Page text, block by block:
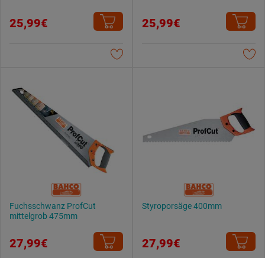
25,99€ 25,99€
Fuchsschwanz ProfCut
mittelgrob 475mm
27,99€
Styroporsäge 400mm
27,99€